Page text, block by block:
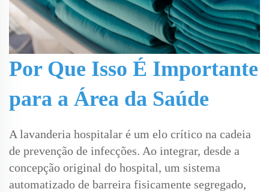
Por Que Isso É Importante
para a Área da Saúde
A lavanderia hospitalar é um elo crítico na cadeia
de prevenção de infecções. Ao integrar, desde a
concepção original do hospital, um sistema
automatizado de barreira fisicamente segregado,